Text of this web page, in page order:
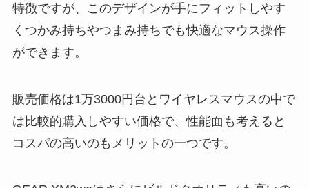
特徴ですが、このデザインが手にフィットしやす
くつかみ持ちやつまみ持ちでも快適なマウス操作
ができます。
販売価格は1万3000円台とワイヤレスマウスの中で
は比較的購入しやすい価格で、性能面も考えると
コスパの高いのもメリットの一つです。